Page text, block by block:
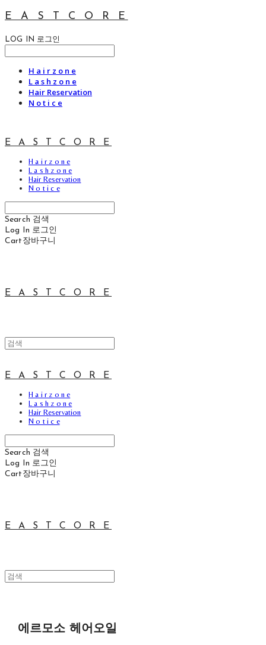
E A S T C O R E
LOG IN 로그인
H a i r z o n e
L a s h z o n e
Hair Reservation
N o t i c e
E A S T C O R E
H a i r z o n e
L a s h z o n e
Hair Reservation
N o t i c e
Search 검색
Log In 로그인
Cart 장바구니
E A S T C O R E
E A S T C O R E
H a i r z o n e
L a s h z o n e
Hair Reservation
N o t i c e
Search 검색
Log In 로그인
Cart 장바구니
E A S T C O R E
에르모소 헤어오일